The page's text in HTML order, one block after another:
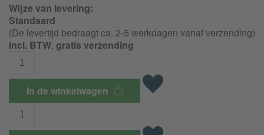
Wijze van levering:
Standaard
(De levertijd bedraagt ca. 2-5 werkdagen vanaf verzending)
incl. BTW, gratis verzending
In de winkelwagen